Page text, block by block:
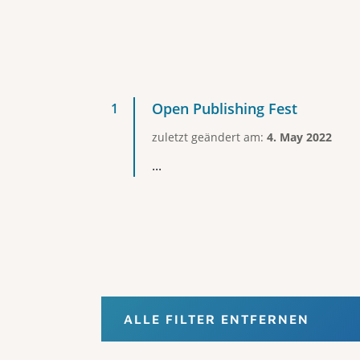
Open Publishing Fest
zuletzt geändert am: 4. May 2022
...
ALLE FILTER ENTFERNEN